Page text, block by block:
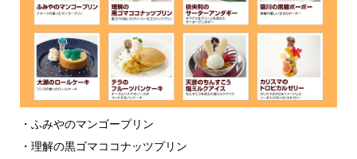
・ふみやのマンゴープリン
・理解の黒ゴマココナッツプリン